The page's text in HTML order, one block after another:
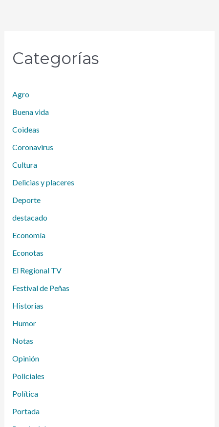
Categorías
Agro
Buena vida
Coideas
Coronavirus
Cultura
Delicias y placeres
Deporte
destacado
Economía
Econotas
El Regional TV
Festival de Peñas
Historias
Humor
Notas
Opinión
Policiales
Política
Portada